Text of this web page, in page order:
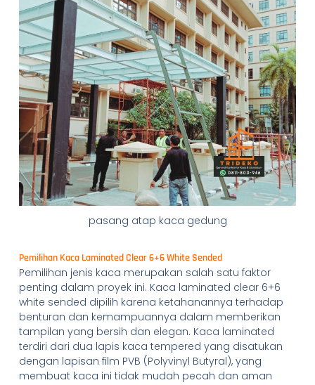
pasang atap kaca gedung
Pemilihan Kaca Laminated Clear 6+6 White Sended
Pemilihan jenis kaca merupakan salah satu faktor
penting dalam proyek ini. Kaca laminated clear 6+6
white sended dipilih karena ketahanannya terhadap
benturan dan kemampuannya dalam memberikan
tampilan yang bersih dan elegan. Kaca laminated
terdiri dari dua lapis kaca tempered yang disatukan
dengan lapisan film PVB (Polyvinyl Butyral), yang
membuat kaca ini tidak mudah pecah dan aman